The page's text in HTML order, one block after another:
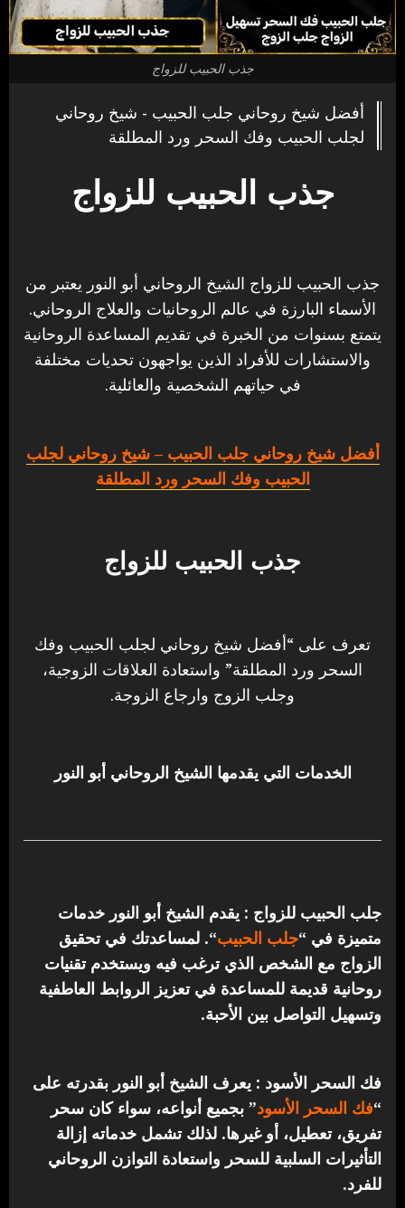
جذب الحبيب للزواج
أفضل شيخ روحاني جلب الحبيب - شيخ روحاني
لجلب الحبيب وفك السحر ورد المطلقة
جذب الحبيب للزواج
جذب الحبيب للزواج الشيخ الروحاني أبو النور يعتبر من
الأسماء البارزة في عالم الروحانيات والعلاج الروحاني.
يتمتع بسنوات من الخبرة في تقديم المساعدة الروحانية
والاستشارات للأفراد الذين يواجهون تحديات مختلفة
في حياتهم الشخصية والعائلية.
أفضل شيخ روحاني جلب الحبيب – شيخ روحاني لجلب
الحبيب وفك السحر ورد المطلقة
جذب الحبيب للزواج
تعرف على “أفضل شيخ روحاني لجلب الحبيب وفك
السحر ورد المطلقة” واستعادة العلاقات الزوجية،
وجلب الزوج وارجاع الزوجة.
الخدمات التي يقدمها الشيخ الروحاني أبو النور
جلب الحبيب للزواج : يقدم الشيخ أبو النور خدمات
متميزة في “جلب الحبيب“. لمساعدتك في تحقيق
الزواج مع الشخص الذي ترغب فيه ويستخدم تقنيات
روحانية قديمة للمساعدة في تعزيز الروابط العاطفية
وتسهيل التواصل بين الأحبة.
فك السحر الأسود : يعرف الشيخ أبو النور بقدرته على
“فك السحر الأسود” بجميع أنواعه، سواء كان سحر
تفريق، تعطيل، أو غيرها. لذلك تشمل خدماته إزالة
التأثيرات السلبية للسحر واستعادة التوازن الروحاني
للفرد.